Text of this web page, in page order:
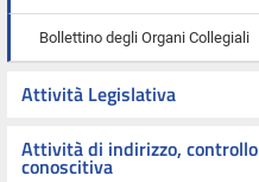
Bollettino degli Organi Collegiali
Attività Legislativa
Attività di indirizzo,
conoscitiva